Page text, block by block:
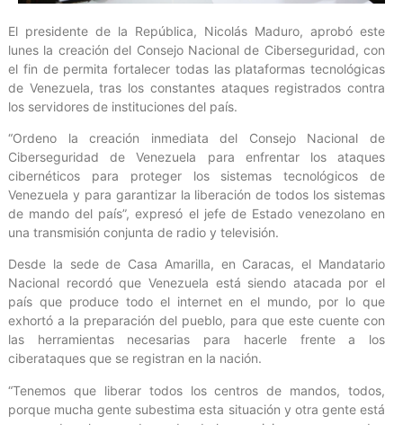
El presidente de la República, Nicolás Maduro, aprobó este
lunes la creación del Consejo Nacional de Ciberseguridad, con
el fin de permita fortalecer todas las plataformas tecnológicas
de Venezuela, tras los constantes ataques registrados contra
los servidores de instituciones del país.
“Ordeno la creación inmediata del Consejo Nacional de
Ciberseguridad de Venezuela para enfrentar los ataques
cibernéticos para proteger los sistemas tecnológicos de
Venezuela y para garantizar la liberación de todos los sistemas
de mando del país”, expresó el jefe de Estado venezolano en
una transmisión conjunta de radio y televisión.
Desde la sede de Casa Amarilla, en Caracas, el Mandatario
Nacional recordó que Venezuela está siendo atacada por el
país que produce todo el internet en el mundo, por lo que
exhortó a la preparación del pueblo, para que este cuente con
las herramientas necesarias para hacerle frente a los
ciberataques que se registran en la nación.
“Tenemos que liberar todos los centros de mandos, todos,
porque mucha gente subestima esta situación y otra gente está